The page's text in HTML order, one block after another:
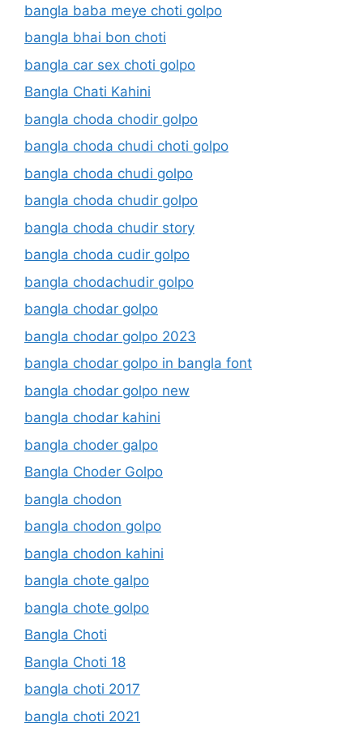
bangla baba meye choti golpo
bangla bhai bon choti
bangla car sex choti golpo
Bangla Chati Kahini
bangla choda chodir golpo
bangla choda chudi choti golpo
bangla choda chudi golpo
bangla choda chudir golpo
bangla choda chudir story
bangla choda cudir golpo
bangla chodachudir golpo
bangla chodar golpo
bangla chodar golpo 2023
bangla chodar golpo in bangla font
bangla chodar golpo new
bangla chodar kahini
bangla choder galpo
Bangla Choder Golpo
bangla chodon
bangla chodon golpo
bangla chodon kahini
bangla chote galpo
bangla chote golpo
Bangla Choti
Bangla Choti 18
bangla choti 2017
bangla choti 2021